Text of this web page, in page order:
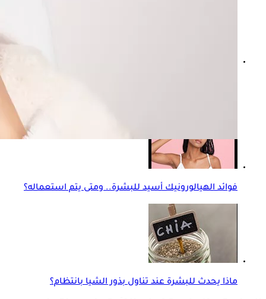
فوائد الهيالورونيك أسيد للبشرة.. ومتى يتم استعماله؟
ماذا يحدث للبشرة عند تناول بذور الشيا بانتظام؟